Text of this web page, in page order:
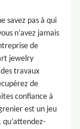
savez pas à qui
n’avez jamais
de
jewelry
travaux
de
confiance à
est un jeu